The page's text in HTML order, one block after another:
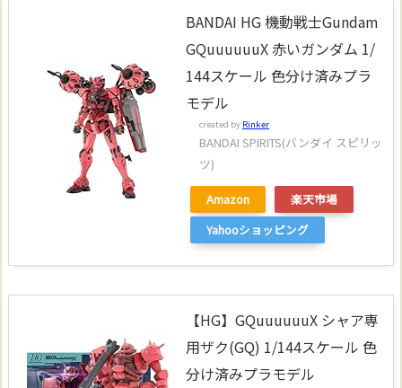
BANDAI HG 機動戦士Gundam
GQuuuuuuX 赤いガンダム 1/
144スケール 色分け済みプラ
モデル
created by Rinker
BANDAI SPIRITS(バンダイ スピリッ
ツ)
Amazon
楽天市場
Yahooショッピング
【HG】GQuuuuuuX シャア専
用ザク(GQ) 1/144スケール 色
分け済みプラモデル